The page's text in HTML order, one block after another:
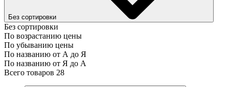
Без сортировки
Без сортировки
По возрастанию цены
По убыванию цены
По названию от А до Я
По названию от Я до А
Всего товаров 28